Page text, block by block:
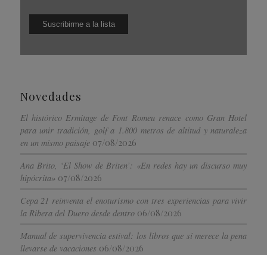
Novedades
El histórico Ermitage de Font Romeu renace como Gran Hotel
para unir tradición, golf a 1.800 metros de altitud y naturaleza
en un mismo paisaje 07/08/2026
Ana Brito, ‘El Show de Briten’: «En redes hay un discurso muy
hipócrita» 07/08/2026
Cepa 21 reinventa el enoturismo con tres experiencias para vivir
la Ribera del Duero desde dentro 06/08/2026
Manual de supervivencia estival: los libros que sí merece la pena
llevarse de vacaciones 06/08/2026